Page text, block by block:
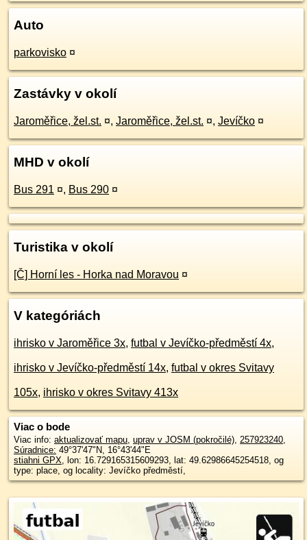
Auto
parkovisko ¤
Zastávky v okolí
Jaroměřice, žel.st. ¤, Jaroměřice, žel.st. ¤, Jevíčko ¤
MHD v okolí
Bus 291 ¤, Bus 290 ¤
Turistika v okolí
[Č] Horní les - Horka nad Moravou ¤
V kategóriách
ihrisko v Jaroměřice 3x, futbal v Jevíčko-předměstí 4x,
ihrisko v Jevíčko-předměstí 14x, futbal v okres Svitavy
105x, ihrisko v okres Svitavy 413x
Viac o bode
Viac info: aktualizovať mapu, uprav v JOSM (pokročilé), 257923240,
Súradnice: 49°37'47"N, 16°43'44"E
stiahni GPX, lon: 16.729165315609293, lat: 49.62986645254518, og
type: place, og locality: Jevíčko předměstí,